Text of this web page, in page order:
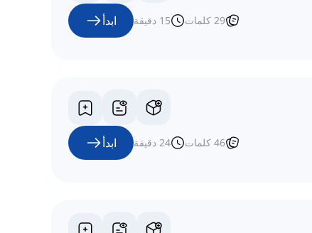
29 كلمات 15 دقيقة ابدأ
46 كلمات 24 دقيقة ابدأ